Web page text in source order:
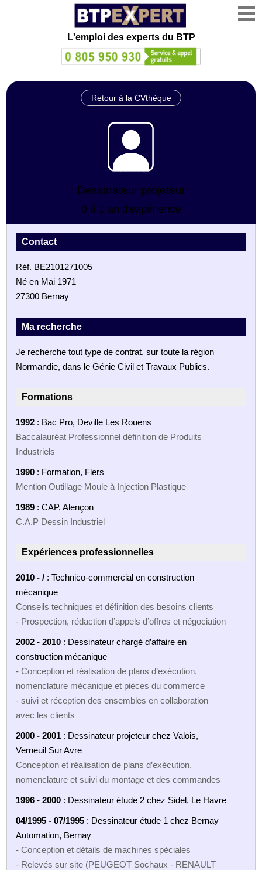
L'emploi des experts du BTP
Retour à la CVthèque
Dessinateur projeteur
0 à 1 an d'expérience
Contact
Réf. BE2101271005
Né en Mai 1971
27300 Bernay
Ma recherche
Je recherche tout type de contrat, sur toute la région
Normandie, dans le Génie Civil et Travaux Publics.
Formations
1992 : Bac Pro, Deville Les Rouens
Baccalauréat Professionnel définition de Produits
Industriels
1990 : Formation, Flers
Mention Outillage Moule à Injection Plastique
1989 : CAP, Alençon
C.A.P Dessin Industriel
Expériences professionnelles
2010 - / : Technico-commercial en construction
mécanique
Conseils techniques et définition des besoins clients
- Prospection, rédaction d’appels d’offres et négociation
2002 - 2010 : Dessinateur chargé d’affaire en
construction mécanique
- Conception et réalisation de plans d’exécution,
nomenclature mécanique et pièces du commerce
- suivi et réception des ensembles en collaboration
avec les clients
2000 - 2001 : Dessinateur projeteur chez Valois,
Verneuil Sur Avre
Conception et réalisation de plans d’exécution,
nomenclature et suivi du montage et des commandes
1996 - 2000 : Dessinateur étude 2 chez Sidel, Le Havre
04/1995 - 07/1995 : Dessinateur étude 1 chez Bernay
Automation, Bernay
- Conception et détails de machines spéciales
- Relevés sur site (PEUGEOT Sochaux - RENAULT